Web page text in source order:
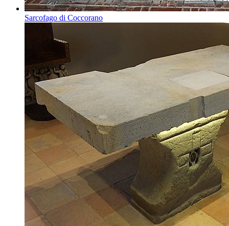
Sarcofago di Coccorano